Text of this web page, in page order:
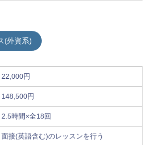
(外資系)
22,000円
148,500円
2.5時間×全18回
面接(英語含む)のレッスンを行う